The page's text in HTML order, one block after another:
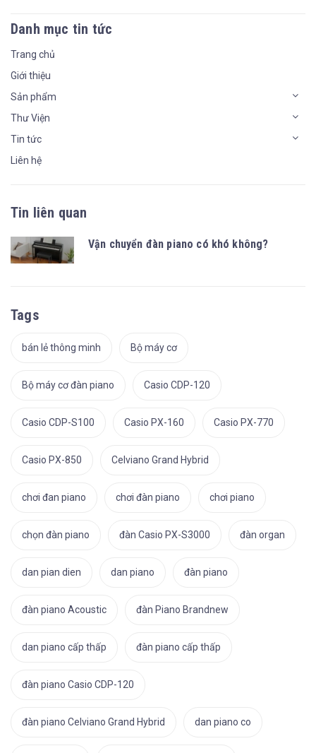
Danh mục tin tức
Trang chủ
Giới thiệu
Sản phẩm
Thư Viện
Tin tức
Liên hệ
Tin liên quan
Vận chuyển đàn piano có khó không?
Tags
bán lẻ thông minh Bộ máy cơ
Bộ máy cơ đàn piano Casio CDP-120
Casio CDP-S100 Casio PX-160 Casio PX-770
Casio PX-850 Celviano Grand Hybrid
chơi đan piano chơi đàn piano chơi piano
chọn đàn piano đàn Casio PX-S3000 đàn organ
dan pian dien dan piano đàn piano
đàn piano Acoustic đàn Piano Brandnew
dan piano cấp thấp đàn piano cấp thấp
đàn piano Casio CDP-120
đàn piano Celviano Grand Hybrid dan piano co